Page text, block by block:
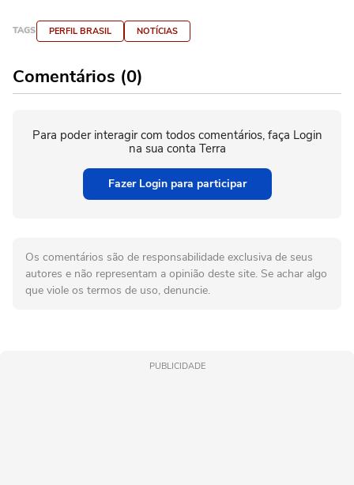
TAGS PERFIL BRASIL NOTÍCIAS
Comentários (0)
Para poder interagir com todos comentários, faça Login
na sua conta Terra
Fazer Login para participar
Os comentários são de responsabilidade exclusiva de seus
autores e não representam a opinião deste site. Se achar algo
que viole os termos de uso, denuncie.
PUBLICIDADE